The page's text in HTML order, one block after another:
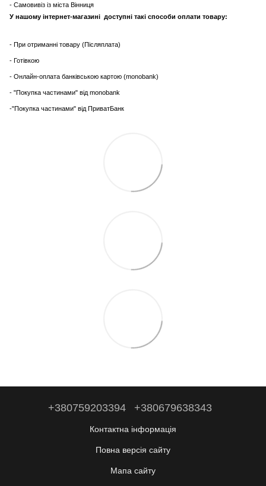
- Самовивіз із міста Вінниця
У нашому інтернет-магазині доступні такі способи оплати товару:
- При отриманні товару (Післяплата)
- Готівкою
- Онлайн-оплата банківською картою (monobank)
- "Покупка частинами" від monobank
-"Покупка частинами" від ПриватБанк
+380759203394 +380679638343
Контактна інформація
Повна версія сайту
Мапа сайту